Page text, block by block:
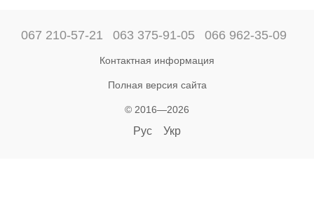
067 210-57-21 063 375-91-05 066 962-35-09
Контактная информация
Полная версия сайта
© 2016—2026
Рус Укр